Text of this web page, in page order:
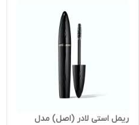
ریمل استی لادر (اصل) مدل